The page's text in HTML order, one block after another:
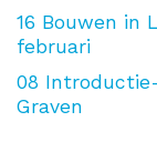
16 Bouwen in
februari
08
Graven